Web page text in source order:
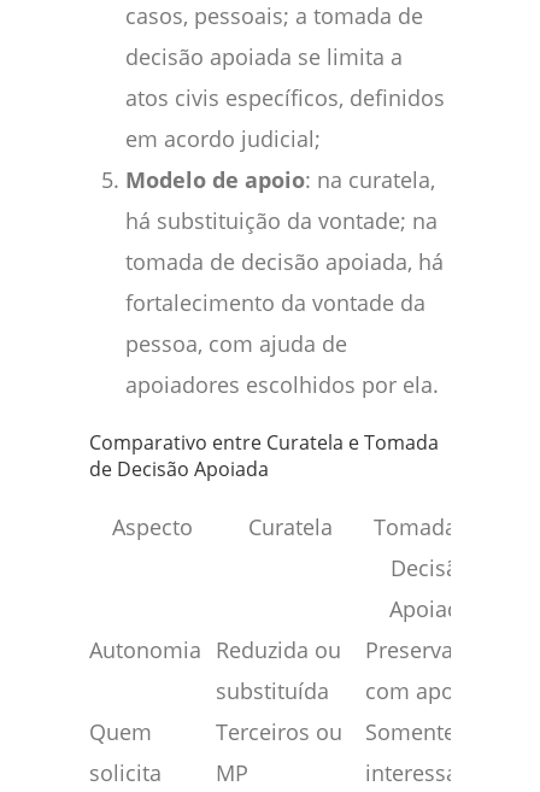
casos, pessoais; a tomada de
decisão apoiada se limita a
atos civis específicos, definidos
em acordo judicial;
Modelo de apoio: na curatela,
há substituição da vontade; na
tomada de decisão apoiada, há
fortalecimento da vontade da
pessoa, com ajuda de
apoiadores escolhidos por ela.
Comparativo entre Curatela e Tomada
de Decisão Apoiada
Aspecto Curatela
Tomada de
Decisão
Apoiada
Autonomia Reduzida ou
substituída
Preservada
com apoio
Quem
solicita
Terceiros ou
MP
Somente o
interessado